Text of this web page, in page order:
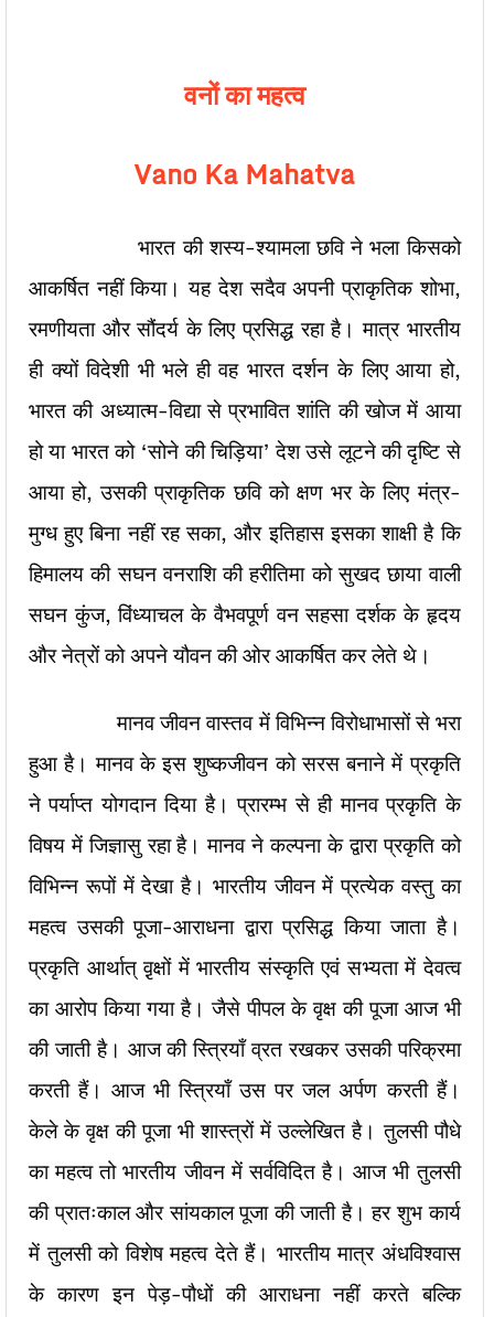
वनों का महत्व
Vano Ka Mahatva
भारत की शस्य-श्यामला छवि ने भला किसको
आकर्षित नहीं किया। यह देश सदैव अपनी प्राकृतिक शोभा,
रमणीयता और सौंदर्य के लिए प्रसिद्ध रहा है। मात्र भारतीय
ही क्यों विदेशी भी भले ही वह भारत दर्शन के लिए आया हो,
भारत की अध्यात्म-विद्या से प्रभावित शांति की खोज में आया
हो या भारत को ‘सोने की चिड़िया’ देश उसे लूटने की दृष्टि से
आया हो, उसकी प्राकृतिक छवि को क्षण भर के लिए मंत्र-
मुग्ध हुए बिना नहीं रह सका, और इतिहास इसका शाक्षी है कि
हिमालय की सघन वनराशि की हरीतिमा को सुखद छाया वाली
सघन कुंज, विंध्याचल के वैभवपूर्ण वन सहसा दर्शक के हृदय
और नेत्रों को अपने यौवन की ओर आकर्षित कर लेते थे।
मानव जीवन वास्तव में विभिन्न विरोधाभासों से भरा
हुआ है। मानव के इस शुष्कजीवन को सरस बनाने में प्रकृति
ने पर्याप्त योगदान दिया है। प्रारम्भ से ही मानव प्रकृति के
विषय में जिज्ञासु रहा है। मानव ने कल्पना के द्वारा प्रकृति को
विभिन्न रूपों में देखा है। भारतीय जीवन में प्रत्येक वस्तु का
महत्व उसकी पूजा-आराधना द्वारा प्रसिद्ध किया जाता है।
प्रकृति आर्थात् वृ़क्षों में भारतीय संस्कृति एवं सभ्यता में देवत्व
का आरोप किया गया है। जैसे पीपल के वृक्ष की पूजा आज भी
की जाती है। आज की स्त्रियाँ व्रत रखकर उसकी परिक्रमा
करती हैं। आज भी स्त्रियाँ उस पर जल अर्पण करती हैं।
केले के वृक्ष की पूजा भी शास्त्रों में उल्लेखित है। तुलसी पौधे
का महत्व तो भारतीय जीवन में सर्वविदित है। आज भी तुलसी
की प्रातःकाल और सांयकाल पूजा की जाती है। हर शुभ कार्य
में तुलसी को विशेष महत्व देते हैं। भारतीय मात्र अंधविश्वास
के कारण इन पेड़-पौधों की आराधना नहीं करते बल्कि